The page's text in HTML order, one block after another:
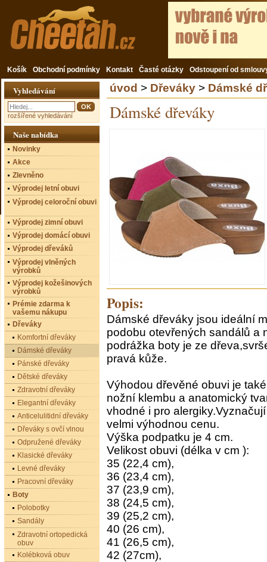
Košík Obchodní podmínky Kontakt Časté otázky Odstoupení od
úvod > Dřeváky > Dámské
Dámské dřeváky
Popis:
Dámské dřeváky jsou ideální
podobu otevřených sandálů a
podrážka boty je ze
pravá kůže.
Výhodou dřevěné obuvi je
nožní klembu a anatomický
vhodné i pro
velmi výhodnou cenu.
Výška podpatku je 4 cm.
Velikost obuvi (délka v cm ):
35 (22,4 cm),
36 (23,4 cm),
37 (23,9 cm),
38 (24,5 cm),
39 (25,2 cm),
40 (26 cm),
41 (26,5 cm),
42 (27cm),
Vyhledávání
rozšířené vyhledávání
Naše nabídka
Novinky
Akce
Zlevněno
Výprodej letní obuvi
Výprodej celoroční obuvi
Výprodej zimní obuvi
Výprodej domácí obuvi
Výprodej dřeváků
Výprodej vlněných
výrobků
Výprodej kožešinových
výrobků
Prémie zdarma k
vašemu nákupu
Dřeváky
Komfortní dřeváky
Dámské dřeváky
Pánské dřeváky
Dětské dřeváky
Zdravotní dřeváky
Elegantní dřeváky
Anticelulitidní dřeváky
Dřeváky s ovčí vlnou
Odpružené dřeváky
Klasické dřeváky
Levné dřeváky
Pracovní dřeváky
Boty
Polobotky
Sandály
Zdravotní ortopedická
obuv
Kolébková obuv